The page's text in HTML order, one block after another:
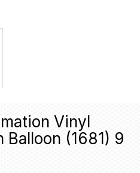
Vinyl
Balloon (1681) 9